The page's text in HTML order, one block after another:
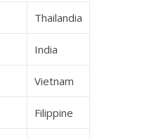
Thailandia
India
Vietnam
Filippine